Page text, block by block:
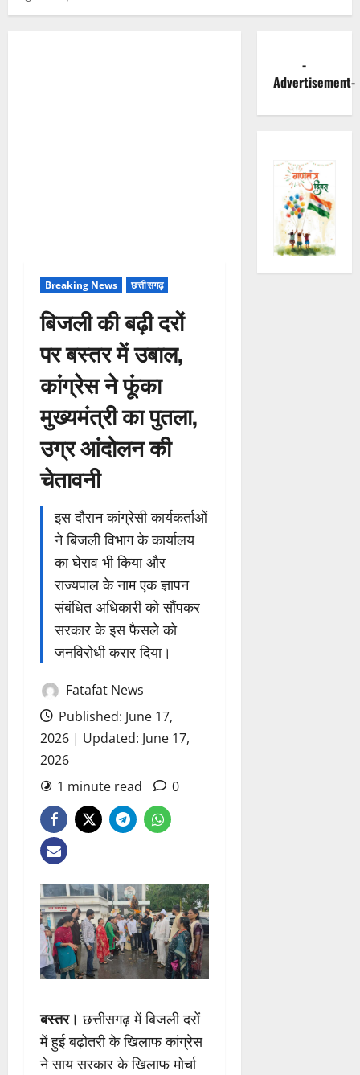
Breaking News छत्तीसगढ़
बिजली की बढ़ी दरों
पर बस्तर में उबाल,
कांग्रेस ने फूंका
मुख्यमंत्री का पुतला,
उग्र आंदोलन की
चेतावनी
इस दौरान कांग्रेसी कार्यकर्ताओं
ने बिजली विभाग के कार्यालय
का घेराव भी किया और
राज्यपाल के नाम एक ज्ञापन
संबंधित अधिकारी को सौंपकर
सरकार के इस फैसले को
जनविरोधी करार दिया।
Fatafat News
Published: June 17,
2026 | Updated: June 17,
2026
1 minute read
0
बस्तर। छत्तीसगढ़ में बिजली दरों
में हुई बढ़ोतरी के खिलाफ कांग्रेस
ने साय सरकार के खिलाफ मोर्चा
-
Advertisement-